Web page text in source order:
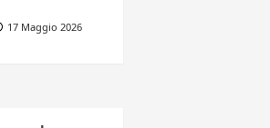
17 Maggio 2026